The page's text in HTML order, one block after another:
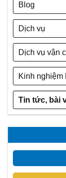
Blog
Dịch vụ
Dịch vụ vận
Kinh nghiệm
Tin tức, bài